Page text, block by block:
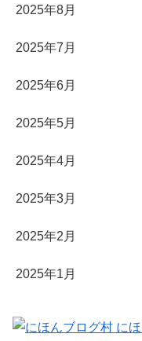
2025年8月
2025年7月
2025年6月
2025年5月
2025年4月
2025年3月
2025年2月
2025年1月